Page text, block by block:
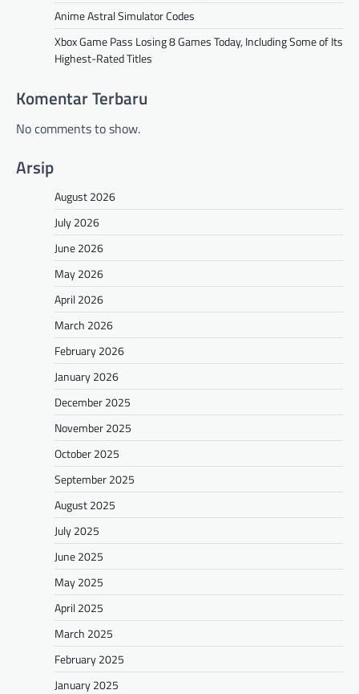
Anime Astral Simulator Codes
Xbox Game Pass Losing 8 Games Today, Including Some of Its
Highest-Rated Titles
Komentar Terbaru
No comments to show.
Arsip
August 2026
July 2026
June 2026
May 2026
April 2026
March 2026
February 2026
January 2026
December 2025
November 2025
October 2025
September 2025
August 2025
July 2025
June 2025
May 2025
April 2025
March 2025
February 2025
January 2025